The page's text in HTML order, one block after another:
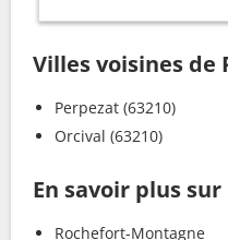
Villes voisines de
Perpezat (63210)
Orcival (63210)
En savoir plus
Rochefort-Montagne